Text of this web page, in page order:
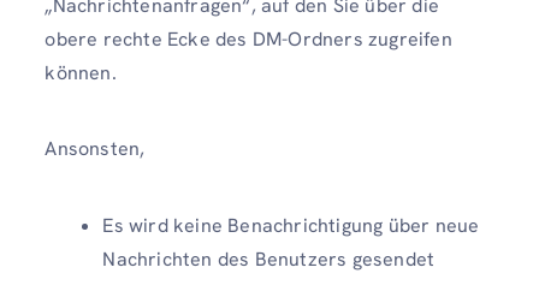
„Nachrichtenanfragen“, auf den Sie über die
obere rechte Ecke des DM-Ordners zugreifen
können.
Ansonsten,
Es wird keine Benachrichtigung über neue
Nachrichten des Benutzers gesendet